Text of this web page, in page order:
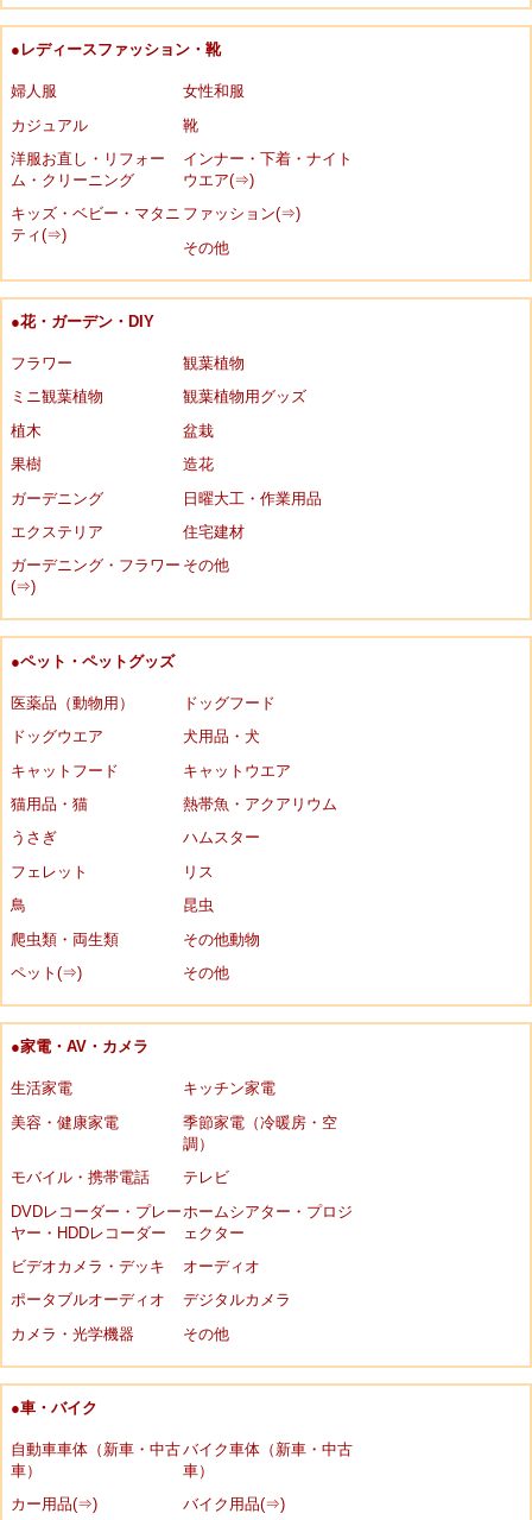
●レディースファッション・靴
婦人服
女性和服
カジュアル
靴
洋服お直し・リフォー
ム・クリーニング
インナー・下着・ナイト
ウエア(⇒)
キッズ・ベビー・マタニ
ティ(⇒)
ファッション(⇒)
その他
●花・ガーデン・DIY
フラワー
観葉植物
ミニ観葉植物
観葉植物用グッズ
植木
盆栽
果樹
造花
ガーデニング
日曜大工・作業用品
エクステリア
住宅建材
ガーデニング・フラワー
(⇒)
その他
●ペット・ペットグッズ
医薬品（動物用）
ドッグフード
ドッグウエア
犬用品・犬
キャットフード
キャットウエア
猫用品・猫
熱帯魚・アクアリウム
うさぎ
ハムスター
フェレット
リス
鳥
昆虫
爬虫類・両生類
その他動物
ペット(⇒)
その他
●家電・AV・カメラ
生活家電
キッチン家電
美容・健康家電
季節家電（冷暖房・空
調）
モバイル・携帯電話
テレビ
DVDレコーダー・プレー
ヤー・HDDレコーダー
ホームシアター・プロジ
ェクター
ビデオカメラ・デッキ
オーディオ
ポータブルオーディオ
デジタルカメラ
カメラ・光学機器
その他
●車・バイク
自動車車体（新車・中古
車）
バイク車体（新車・中古
車）
カー用品(⇒)
バイク用品(⇒)